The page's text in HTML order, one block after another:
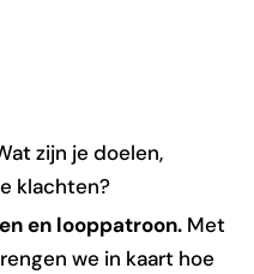
zijn je doelen,
klachten?
en looppatroon.Met
we in kaart hoe